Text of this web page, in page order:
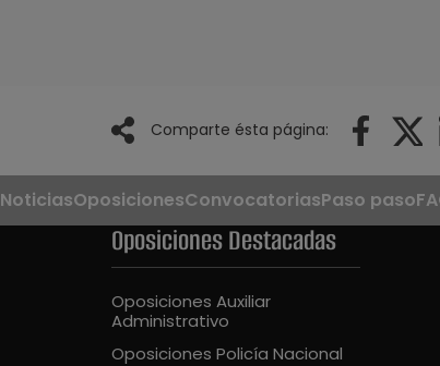
Comparte ésta página:
NoticiasOposicionesConvocatoriasPaso paso
Oposiciones Destacadas
Oposiciones Auxiliar
Administrativo
Oposiciones Policía Nacional